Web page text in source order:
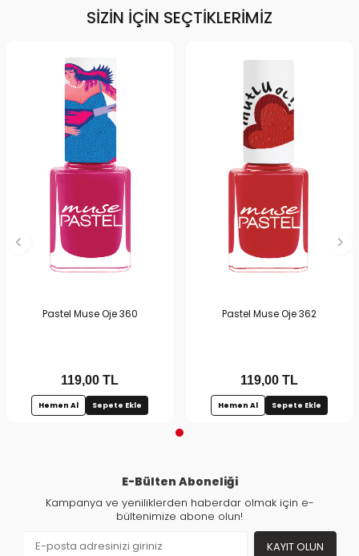
SIZIN İÇIN SEÇTIKLERIMIZ
Pastel Muse Oje 360
119,00 TL
Hemen Al Sepete Ekle
Pastel Muse Oje 362
119,00TL
Hemen Al Sepete Ekle
E-Bülten Aboneliği
Kampanya ve yeniliklerden haberdar olmak için e-
bültenimize abone olun!
KAYIT OLUN